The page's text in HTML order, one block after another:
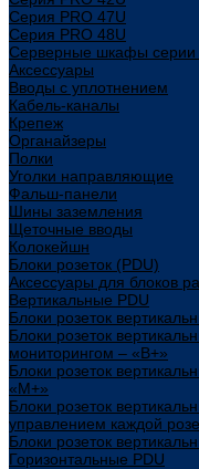
Серия PRO 47U
Серия PRO 48U
Серверные шкафы серии
Аксессуары
Вводы с уплотнением
Кабель-каналы
Крепеж
Органайзеры
Полки
Уголки направляющие
Фальш-панели
Шины заземления
Щеточные вводы
Колокейшн
Блоки розеток (PDU)
Аксессуары для блоков
Вертикальные PDU
Блоки розеток
Блоки розеток
мониторингом – «В+»
Блоки розеток
«М+»
Блоки розеток
управлением каждой
Блоки розеток
Горизонтальные PDU